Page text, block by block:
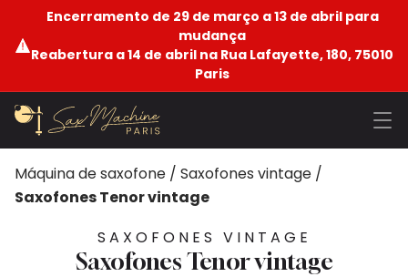
Encerramento de 29 de março a 13 de abril para
mudança
Reabertura a 14 de abril na Rua Lafayette, 180, 75010
Paris
Máquina de saxofone / Saxofones vintage /
Saxofones Tenor vintage
SAXOFONES VINTAGE
Saxofones Tenor vintage